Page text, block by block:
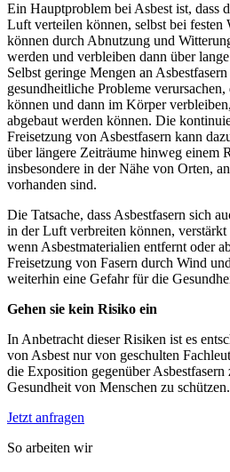
Ein Hauptproblem bei Asbest ist, dass
Luft verteilen können, selbst bei festen
können durch Abnutzung und
werden und verbleiben dann über
Selbst geringe Mengen an
gesundheitliche Probleme
können und dann im Körper
abgebaut werden können. Die
Freisetzung von Asbestfasern kann
über längere Zeiträume hinweg einem
insbesondere in der Nähe von Orten,
vorhanden sind.
Die Tatsache, dass Asbestfasern sich
in der Luft verbreiten können,
wenn Asbestmaterialien entfernt oder
Freisetzung von Fasern durch Wind
weiterhin eine Gefahr für die
Gehen sie kein Risiko ein
In Anbetracht dieser Risiken ist es
von Asbest nur von geschulten
die Exposition gegenüber
Gesundheit von Menschen zu schützen.
Jetzt anfragen
So arbeiten wir